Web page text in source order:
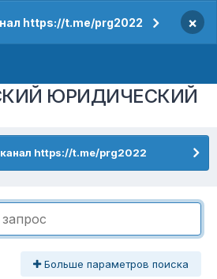
https://t.me/prg2022 ×
ЮРИДИЧЕСКИЙ
https://t.me/prg2022
Больше параметров поиска